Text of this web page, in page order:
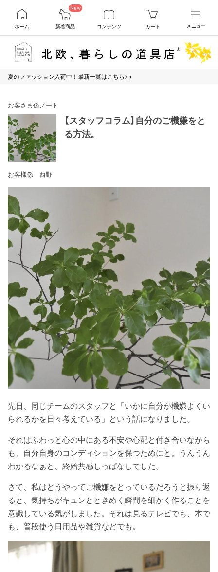
ホーム
New
新着商品 コンテンツ カート メニュー
夏のファッション入荷中！最新一覧はこちら>>
お客さま係ノート
【スタッフコラム】自分のご機嫌をと
る方法。
お客様係 西野
先日、同じチームのスタッフと「いかに自分が機嫌よくい
られるかを日々考えている」という話になりました。
それはふわっと心の中にある不安や心配と付き合いながら
も、自分自身のコンディションを保つためにと。うんうん
わかるなぁと、終始共感しっぱなしでした。
さて、私はどうやってご機嫌をとっているだろうと振り返
ると、気持ちがキュンとときめく瞬間を細かく作ることを
意識している気がしました。それは見るテレビでも、本で
も、普段使う日用品や雑貨などでも。